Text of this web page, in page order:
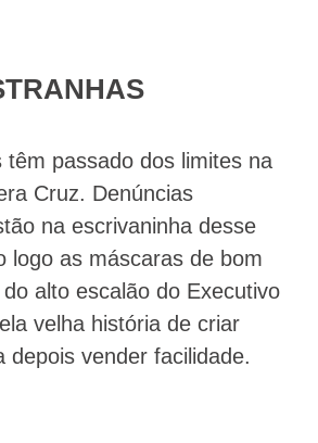
têm passado dos limites na
Cruz. Denúncias
na escrivaninha desse
logo as máscaras de bom
alto escalão do Executivo
velha história de criar
depois vender facilidade.